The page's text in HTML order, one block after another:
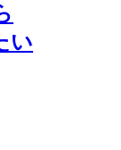
い